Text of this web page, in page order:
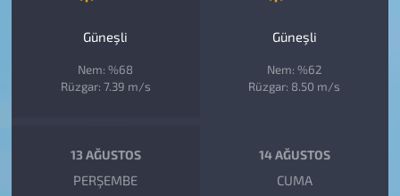
Güneşli
Nem: %68
Rüzgar: 7.39 m/s
Güneşli
Nem: %62
Rüzgar: 8.50 m/s
13 AĞUSTOS
PERŞEMBE
14 AĞUSTOS
CUMA